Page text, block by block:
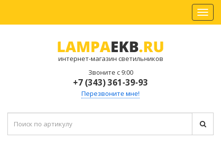
интернет-магазин светильников
Звоните с 9:00
+7 (343) 361-39-93
Перезвоните мне!